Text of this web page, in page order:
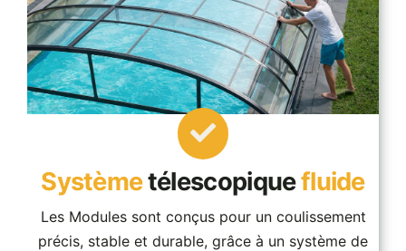
Systèmetélescopiquefluide
Les Modules sont conçus pour un coulissement
précis, stable et durable, grâce à un système de